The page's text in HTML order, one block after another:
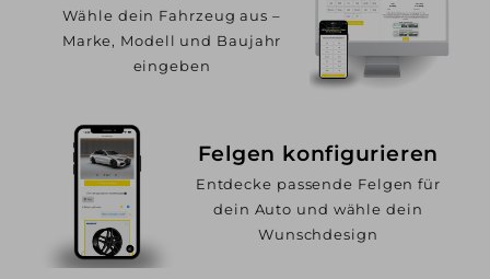
Wähle dein Fahrzeug aus –
Marke, Modell und Baujahr
eingeben
Felgen konfigurieren
Entdecke passende Felgen für
dein Auto und wähle dein
Wunschdesign